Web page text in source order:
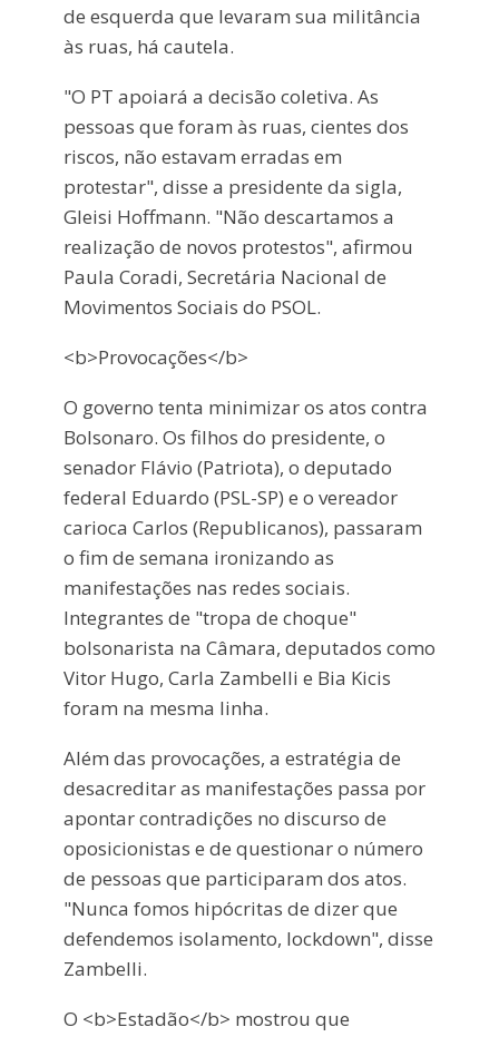
de esquerda que levaram sua militância
às ruas, há cautela.
"O PT apoiará a decisão coletiva. As
pessoas que foram às ruas, cientes dos
riscos, não estavam erradas em
protestar", disse a presidente da sigla,
Gleisi Hoffmann. "Não descartamos a
realização de novos protestos", afirmou
Paula Coradi, Secretária Nacional de
Movimentos Sociais do PSOL.
<b>Provocações</b>
O governo tenta minimizar os atos contra
Bolsonaro. Os filhos do presidente, o
senador Flávio (Patriota), o deputado
federal Eduardo (PSL-SP) e o vereador
carioca Carlos (Republicanos), passaram
o fim de semana ironizando as
manifestações nas redes sociais.
Integrantes de "tropa de choque"
bolsonarista na Câmara, deputados como
Vitor Hugo, Carla Zambelli e Bia Kicis
foram na mesma linha.
Além das provocações, a estratégia de
desacreditar as manifestações passa por
apontar contradições no discurso de
oposicionistas e de questionar o número
de pessoas que participaram dos atos.
"Nunca fomos hipócritas de dizer que
defendemos isolamento, lockdown", disse
Zambelli.
O <b>Estadão</b> mostrou que